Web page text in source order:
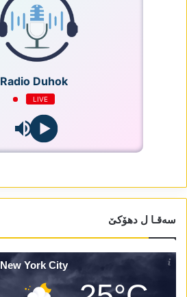
Radio Duhok
LIVE
سەقـا ل دھۆکێ
New York City